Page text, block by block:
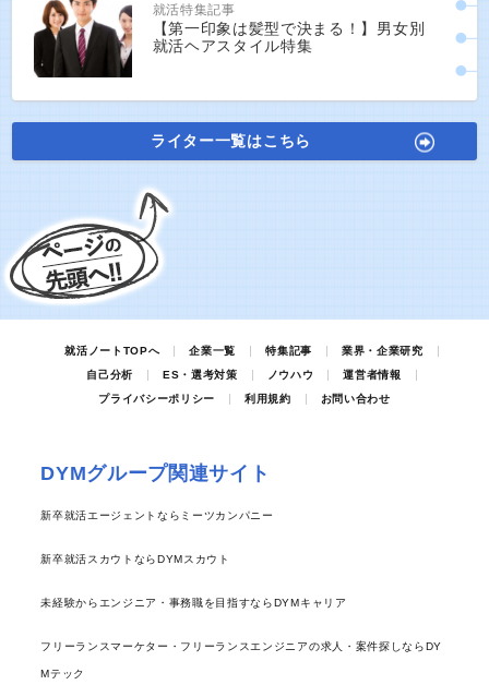
就活特集記事
【第一印象は髪型で決まる！】男女別
就活ヘアスタイル特集
ライター一覧はこちら
就活ノートTOPへ 企業一覧 特集記事
業界・企業研究
自己分析
ES・選考対策 ノウハウ
運営者情報
プライバシーポリシー
利用規約 お問い合わせ
DYMグループ関連サイト
新卒就活エージェントならミーツカンパニー
新卒就活スカウトならDYMスカウト
未経験からエンジニア・事務職を目指すならDYMキャリア
フリーランスマーケター・フリーランスエンジニアの求人・案件探しならDY
Mテック